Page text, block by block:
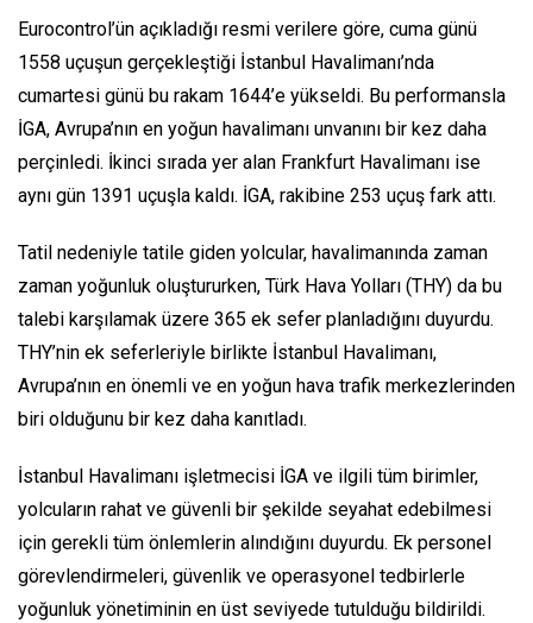
Eurocontrol’ün açıkladığı resmi verilere göre, cuma günü
1558 uçuşun gerçekleştiği İstanbul Havalimanı’nda
cumartesi günü bu rakam 1644’e yükseldi. Bu performansla
İGA, Avrupa’nın en yoğun havalimanı unvanını bir kez daha
perçinledi. İkinci sırada yer alan Frankfurt Havalimanı ise
aynı gün 1391 uçuşla kaldı. İGA, rakibine 253 uçuş fark attı.
Tatil nedeniyle tatile giden yolcular, havalimanında zaman
zaman yoğunluk oluştururken, Türk Hava Yolları (THY) da bu
talebi karşılamak üzere 365 ek sefer planladığını duyurdu.
THY’nin ek seferleriyle birlikte İstanbul Havalimanı,
Avrupa’nın en önemli ve en yoğun hava trafik merkezlerinden
biri olduğunu bir kez daha kanıtladı.
İstanbul Havalimanı işletmecisi İGA ve ilgili tüm birimler,
yolcuların rahat ve güvenli bir şekilde seyahat edebilmesi
için gerekli tüm önlemlerin alındığını duyurdu. Ek personel
görevlendirmeleri, güvenlik ve operasyonel tedbirlerle
yoğunluk yönetiminin en üst seviyede tutulduğu bildirildi.